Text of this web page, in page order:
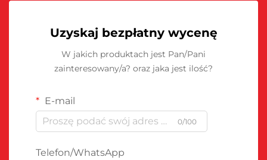
Uzyskaj bezpłatny wycenę
W jakich produktach jest Pan/Pani
zainteresowany/a? oraz jaka jest ilość?
E-mail
0/100
Telefon/WhatsApp